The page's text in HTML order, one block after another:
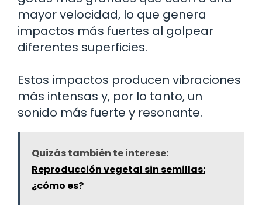
mayor velocidad, lo que genera
impactos más fuertes al golpear
diferentes superficies.
Estos impactos producen vibraciones
más intensas y, por lo tanto, un
sonido más fuerte y resonante.
Quizás también te interese:
Reproducción vegetal sin semillas:
¿cómo es?